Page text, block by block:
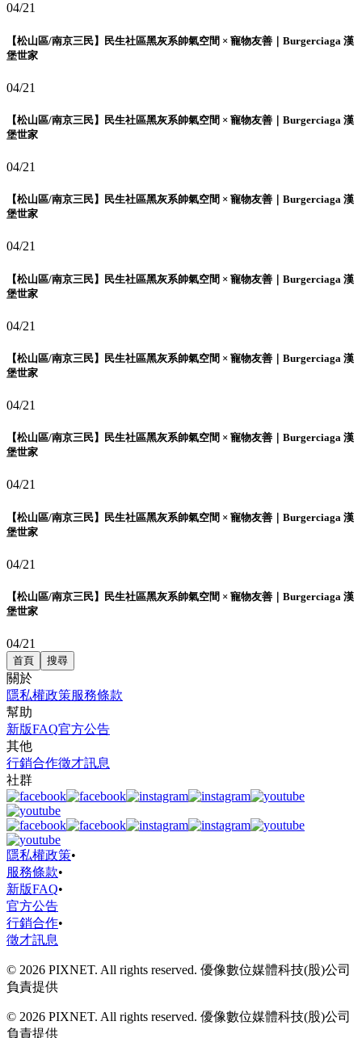
04/21
【松山區/南京三民】民生社區黑灰系帥氣空間 × 寵物友善｜Burgerciaga 漢
堡世家
04/21
【松山區/南京三民】民生社區黑灰系帥氣空間 × 寵物友善｜Burgerciaga 漢
堡世家
04/21
【松山區/南京三民】民生社區黑灰系帥氣空間 × 寵物友善｜Burgerciaga 漢
堡世家
04/21
【松山區/南京三民】民生社區黑灰系帥氣空間 × 寵物友善｜Burgerciaga 漢
堡世家
04/21
【松山區/南京三民】民生社區黑灰系帥氣空間 × 寵物友善｜Burgerciaga 漢
堡世家
04/21
【松山區/南京三民】民生社區黑灰系帥氣空間 × 寵物友善｜Burgerciaga 漢
堡世家
04/21
【松山區/南京三民】民生社區黑灰系帥氣空間 × 寵物友善｜Burgerciaga 漢
堡世家
04/21
【松山區/南京三民】民生社區黑灰系帥氣空間 × 寵物友善｜Burgerciaga 漢
堡世家
04/21
首頁 搜尋
關於
隱私權政策服務條款
幫助
新版FAQ官方公告
其他
行銷合作徵才訊息
社群
隱私權政策•
服務條款•
新版FAQ•
官方公告
行銷合作•
徵才訊息
© 2026 PIXNET. All rights reserved. 優像數位媒體科技(股)公司
負責提供
© 2026 PIXNET. All rights reserved. 優像數位媒體科技(股)公司
負責提供